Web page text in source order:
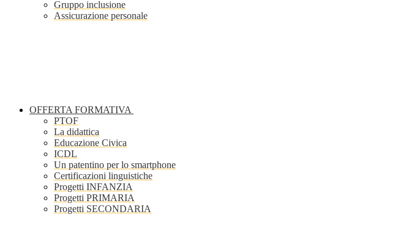
Gruppo inclusione
Assicurazione personale
OFFERTA FORMATIVA
PTOF
La didattica
Educazione Civica
ICDL
Un patentino per lo smartphone
Certificazioni linguistiche
Progetti INFANZIA
Progetti PRIMARIA
Progetti SECONDARIA